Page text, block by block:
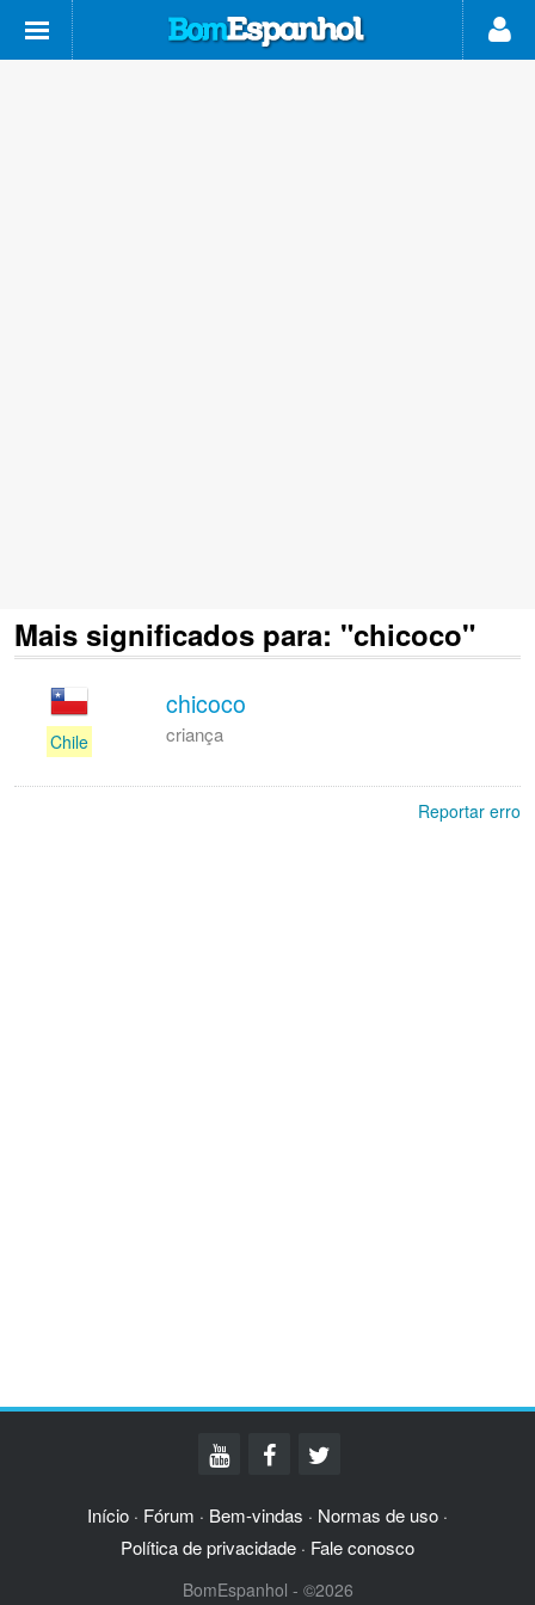
Mais significados para: "chicoco"
Chile
chicoco
criança
Reportar erro
Início · Fórum · Bem-vindas · Normas de uso ·
Política de privacidade · Fale conosco
BomEspanhol - ©2026